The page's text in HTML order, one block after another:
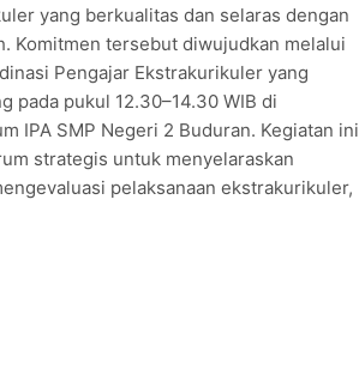
yang berkualitas dan selaras dengan
Komitmen tersebut diwujudkan melalui
Pengajar Ekstrakurikuler yang
pada pukul 12.30–14.30 WIB di
IPA SMP Negeri 2 Buduran. Kegiatan ini
strategis untuk menyelaraskan
pelaksanaan ekstrakurikuler,